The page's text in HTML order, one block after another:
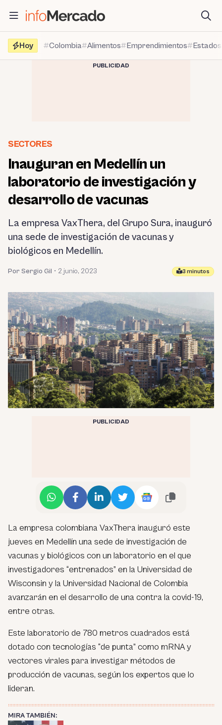
contenido
Hoy
Colombia Alimentos Emprendimientos
PUBLICIDAD
SECTORES
Inauguran en Medellín un
laboratorio de investigación y
desarrollo de vacunas
La empresa VaxThera, del Grupo Sura, inauguró
una sede de investigación de vacunas y
biológicos en Medellín.
Por Sergio Gil • 2 junio, 2023 3 minutos
PUBLICIDAD
La empresa colombiana VaxThera inauguró este
jueves en Medellín una sede de investigación de
vacunas y biológicos con un laboratorio en el que
investigadores “entrenados” en la Universidad de
Wisconsin y la Universidad Nacional de Colombia
avanzarán en el desarrollo de una contra la covid-19,
entre otras.
Este laboratorio de 780 metros cuadrados está
dotado con tecnologías “de punta” como mRNA y
vectores virales para investigar métodos de
producción de vacunas, según los expertos que lo
lideran.
MIRA TAMBIÉN: